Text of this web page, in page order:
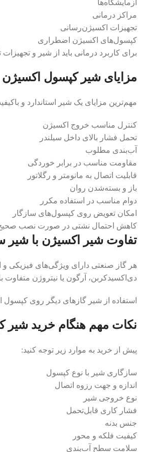
آزمایشگاه‌ها
مراکز درمانی
تجهیزات اکسیژن‌رسانی
کپسول‌های اکسیژن اضطراری
برای کاربرد درمانی باید از شیر و
مزایای شیر کپسول اکسیژن
مهم‌ترین مزایای یک شیر استاندارد و
کنترل مناسب خروج اکسیژن
تحمل فشار بالای داخل سیلندر
آب‌بندی مطلوب
مقاومت مناسب در برابر خوردگی
قابلیت اتصال به مانومتر و رگلاتور
باز و بسته‌شدن روان
دوام مناسب در استفاده مکرر
امکان تعویض روی کپسول‌های سازگار
کاهش احتمال نشتی در صورت نصب
تفاوت شیر اکسیژن با شیر
هر گاز صنعتی دارای ویژگی‌های فیزیکی
دی‌اکسیدکربن، آرگون یا نیتروژن متفاوت
استفاده از شیر گازهای دیگر روی
نکات مهم هنگام خرید شیر
پیش از خرید به موارد زیر توجه کنید:
سازگاری شیر با نوع کپسول
اندازه و جهت رزوه اتصال
نوع خروجی شیر
فشار کاری قابل‌تحمل
جنس بدنه
کیفیت فلکه و محور
سلامت سطح آب‌بندی